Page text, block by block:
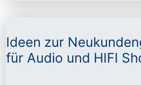
Ideen zur
für Audio und HIFI